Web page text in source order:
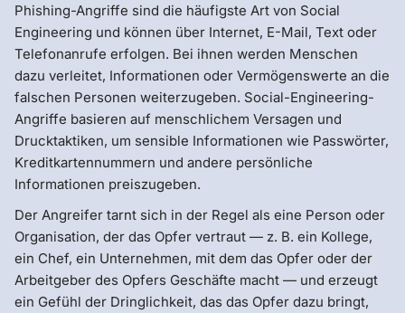
Phishing-Angriffe sind die häufigste Art von Social
Engineering und können über Internet, E-Mail, Text oder
Telefonanrufe erfolgen. Bei ihnen werden Menschen
dazu verleitet, Informationen oder Vermögenswerte an die
falschen Personen weiterzugeben. Social-Engineering-
Angriffe basieren auf menschlichem Versagen und
Drucktaktiken, um sensible Informationen wie Passwörter,
Kreditkartennummern und andere persönliche
Informationen preiszugeben.
Der Angreifer tarnt sich in der Regel als eine Person oder
Organisation, der das Opfer vertraut — z. B. ein Kollege,
ein Chef, ein Unternehmen, mit dem das Opfer oder der
Arbeitgeber des Opfers Geschäfte macht — und erzeugt
ein Gefühl der Dringlichkeit, das das Opfer dazu bringt,